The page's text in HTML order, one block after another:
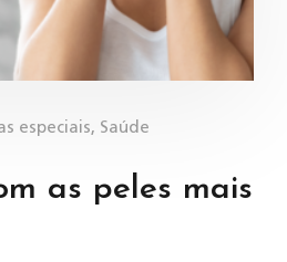
especiais, Saúde
as peles mais